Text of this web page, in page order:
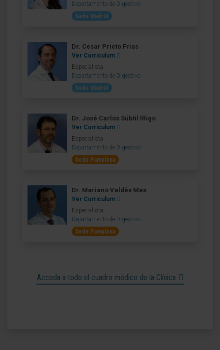
Departamento de Digestivo
Sede Madrid
Dr. César Prieto Frías
Ver Curriculum
Especialista
Departamento de Digestivo
Sede Madrid
Dr. José Carlos Súbtil Íñigo
Ver Curriculum
Especialista
Departamento de Digestivo
Sede Pamplona
Dr. Mariano Valdés Mas
Ver Curriculum
Especialista
Departamento de Digestivo
Sede Pamplona
Acceda a todo el cuadro médico de la Clínica